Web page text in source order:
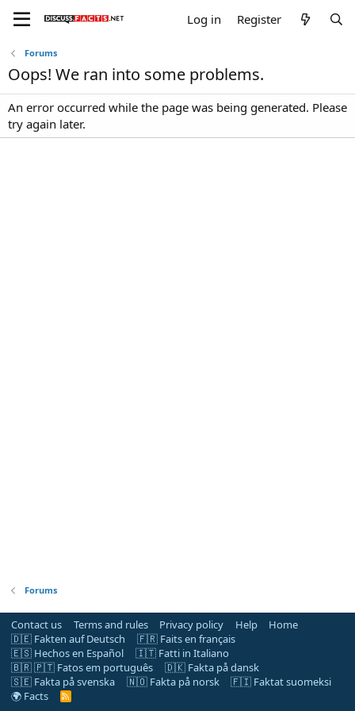
Log in Register
Forums
Oops! We ran into some problems.
An error occurred while the page was being generated. Please
try again later.
Forums
Contact us Terms and rules Privacy policy Help
Home
🇩🇪 Fakten auf Deutsch
🇫🇷 Faits en français
🇪🇸 Hechos en Español
🇮🇹 Fatti in Italiano
🇧🇷 🇵🇹 Fatos em português
🇩🇰 Fakta på dansk
🇸🇪 Fakta på svenska
🇳🇴 Fakta på norsk
🇫🇮 Faktat suomeksi
🌍 Facts
R